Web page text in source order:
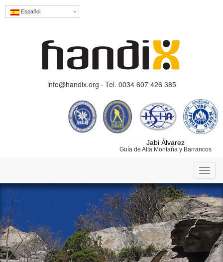
Español
info@handix.org · Tel. 0034 607 426 385
Jabi Álvarez
Guía de Alta Montaña y Barrancos